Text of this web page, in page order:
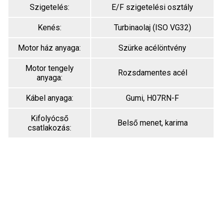
Szigetelés: E/F szigetelési osztály
Kenés: Turbinaolaj (ISO VG32)
Motor ház anyaga: Szürke acélöntvény
Motor tengely
anyaga:
Rozsdamentes acél
Kábel anyaga: Gumi, H07RN-F
Kifolyócső
csatlakozás:
Belső menet, karima